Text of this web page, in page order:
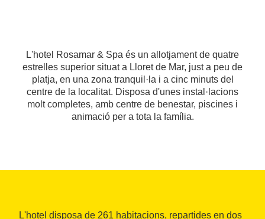
L'hotel Rosamar & Spa és un allotjament de quatre
estrelles superior situat a Lloret de Mar, just a peu de
platja, en una zona tranquil·la i a cinc minuts del
centre de la localitat. Disposa d'unes instal·lacions
molt completes, amb centre de benestar, piscines i
animació per a tota la família.
L'hotel disposa de 261 habitacions, repartides en dos